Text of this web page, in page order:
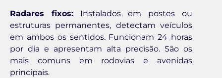
Radares fixos: Instalados em postes ou
estruturas permanentes, detectam veículos
em ambos os sentidos. Funcionam 24 horas
por dia e apresentam alta precisão. São os
mais comuns em rodovias e avenidas
principais.